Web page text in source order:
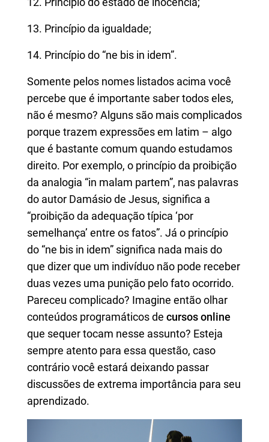
13. Princípio da igualdade;
14. Princípio do “ne bis in idem”.
Somente pelos nomes listados acima você
percebe que é importante saber todos eles,
não é mesmo? Alguns são mais complicados
porque trazem expressões em latim – algo
que é bastante comum quando estudamos
direito. Por exemplo, o princípio da proibição
da analogia “in malam partem”, nas palavras
do autor Damásio de Jesus, significa a
“proibição da adequação típica ‘por
semelhança’ entre os fatos”. Já o princípio
do “ne bis in idem” significa nada mais do
que dizer que um indivíduo não pode receber
duas vezes uma punição pelo fato ocorrido.
Pareceu complicado? Imagine então olhar
conteúdos programáticos de cursos online
que sequer tocam nesse assunto? Esteja
sempre atento para essa questão, caso
contrário você estará deixando passar
discussões de extrema importância para seu
aprendizado.